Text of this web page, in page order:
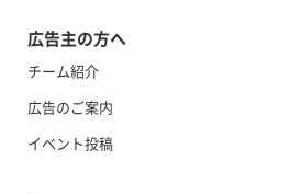
広告主の方へ
チーム紹介
広告のご案内
イベント投稿